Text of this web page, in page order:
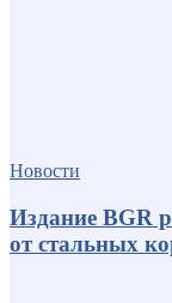
Новости
Издание BGR
от стальных